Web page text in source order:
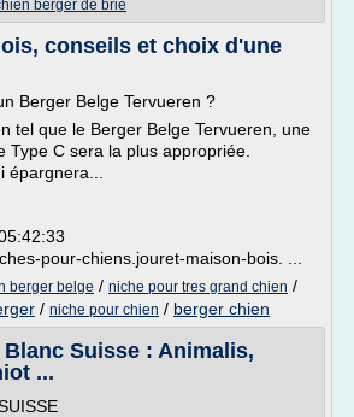
berger de brie
conseils et choix d'une
Berger Belge Tervueren ?
tel que le Berger Belge Tervueren, une
Type C sera la plus appropriée.
pour-chiens.jouret-maison-bois. ...
berger belge / niche pour tres grand chien /
/ niche pour chien / berger chien
Suisse : Animalis,
...